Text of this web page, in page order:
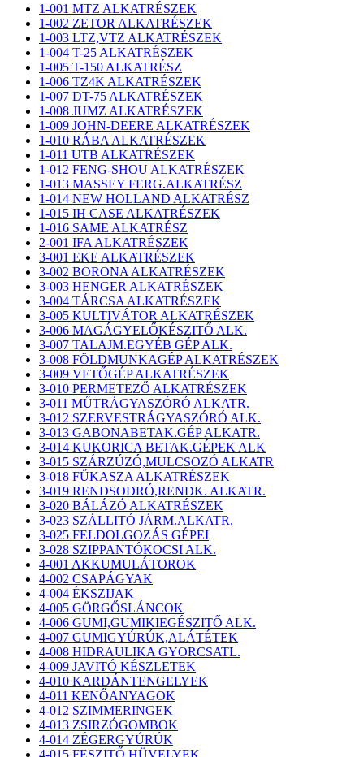
1-001 MTZ ALKATRÉSZEK
1-002 ZETOR ALKATRÉSZEK
1-003 LTZ,VTZ ALKATRÉSZEK
1-004 T-25 ALKATRÉSZEK
1-005 T-150 ALKATRÉSZ
1-006 TZ4K ALKATRÉSZEK
1-007 DT-75 ALKATRÉSZEK
1-008 JUMZ ALKATRÉSZEK
1-009 JOHN-DEERE ALKATRÉSZEK
1-010 RÁBA ALKATRÉSZEK
1-011 UTB ALKATRÉSZEK
1-012 FENG-SHOU ALKATRÉSZEK
1-013 MASSEY FERG.ALKATRÉSZ
1-014 NEW HOLLAND ALKATRÉSZ
1-015 IH CASE ALKATRÉSZEK
1-016 SAME ALKATRÉSZ
2-001 IFA ALKATRÉSZEK
3-001 EKE ALKATRÉSZEK
3-002 BORONA ALKATRÉSZEK
3-003 HENGER ALKATRÉSZEK
3-004 TÁRCSA ALKATRÉSZEK
3-005 KULTIVÁTOR ALKATRÉSZEK
3-006 MAGÁGYELŐKÉSZITŐ ALK.
3-007 TALAJM.EGYÉB GÉP ALK.
3-008 FÖLDMUNKAGÉP ALKATRÉSZEK
3-009 VETŐGÉP ALKATRÉSZEK
3-010 PERMETEZŐ ALKATRÉSZEK
3-011 MŰTRÁGYASZÓRÓ ALKATR.
3-012 SZERVESTRÁGYASZÓRÓ ALK.
3-013 GABONABETAK.GÉP ALKATR.
3-014 KUKORICA BETAK.GÉPEK ALK
3-015 SZÁRZÚZÓ,MULCSOZÓ ALKATR
3-018 FŰKASZA ALKATRÉSZEK
3-019 RENDSODRÓ,RENDK. ALKATR.
3-020 BÁLÁZÓ ALKATRÉSZEK
3-023 SZÁLLITÓ JÁRM.ALKATR.
3-025 FELDOLGOZÁS GÉPEI
3-028 SZIPPANTÓKOCSI ALK.
4-001 AKKUMULÁTOROK
4-002 CSAPÁGYAK
4-004 ÉKSZIJAK
4-005 GÖRGŐSLÁNCOK
4-006 GUMI,GUMIKIEGÉSZITŐ ALK.
4-007 GUMIGYÚRÚK,ALÁTÉTEK
4-008 HIDRAULIKA GYORCSATL.
4-009 JAVITÓ KÉSZLETEK
4-010 KARDÁNTENGELYEK
4-011 KENŐANYAGOK
4-012 SZIMMERINGEK
4-013 ZSIRZÓGOMBOK
4-014 ZÉGERGYÚRÚK
4-015 FESZITŐ HÜVELYEK